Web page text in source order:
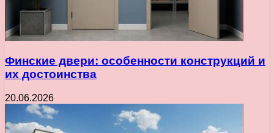
Финские двери: особенности конструкций и
их достоинства
20.06.2026